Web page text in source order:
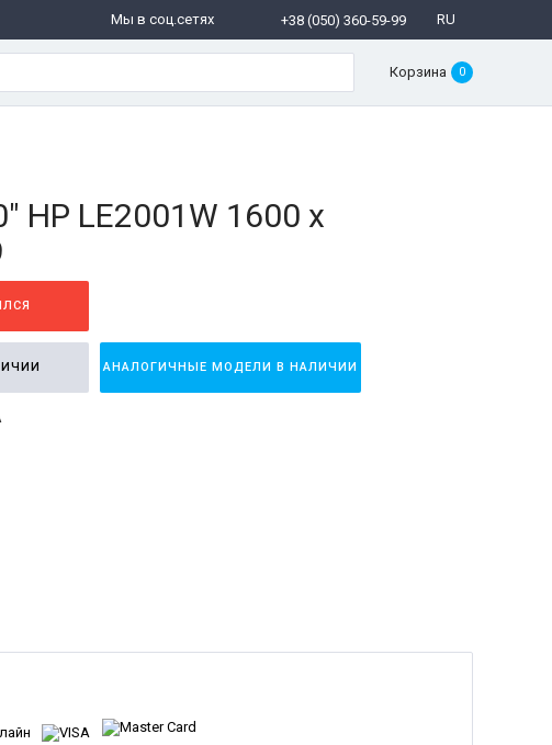
RU
+38 (050) 360-59-99
Мы в соц.сетях
0
Корзина
HP LE2001W 1600 x
АНАЛОГИЧНЫЕ МОДЕЛИ В НАЛИЧИИ